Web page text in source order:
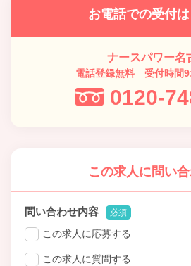
お電話での受付
ナースパワー名
電話登録無料 受付時間
0120-
この求人に問い
問い合わせ内容 必須
この求人に応募する
この求人に質問する